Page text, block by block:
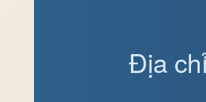
Địa